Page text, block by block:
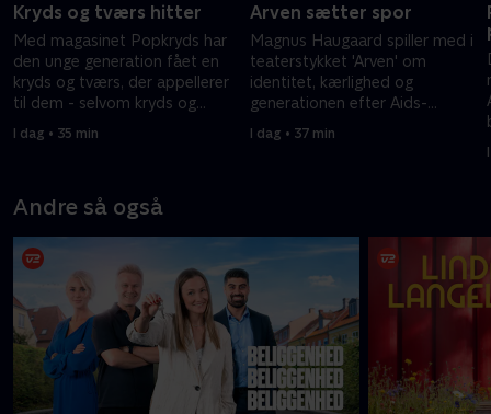
Kryds og tværs hitter
Med magasinet Popkryds har
den unge generation fået en
kryds og tværs, der appellerer
til dem - selvom kryds og
er det populært hos både unge
I dag • 35 min
Arven sætter spor
Magnus Haugaard spiller med i
teaterstykket 'Arven' om
identitet, kærlighed og
generationen efter Aids-
flere gange rørt ham til tårer.
I dag • 37 min
Andre så også